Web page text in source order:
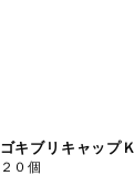
ゴキブリキャップＫ
２０個